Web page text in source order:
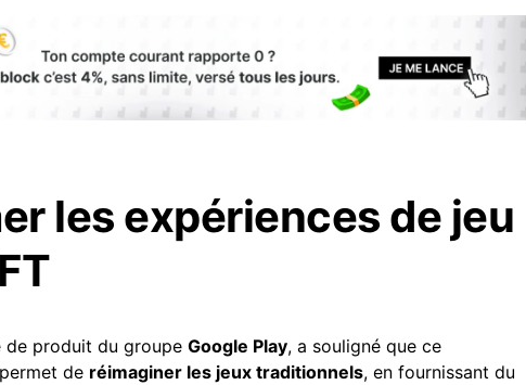
les expériences de jeu
de produit du groupe Google Play, a souligné que ce
de réimaginer les jeux traditionnels, en fournissant du